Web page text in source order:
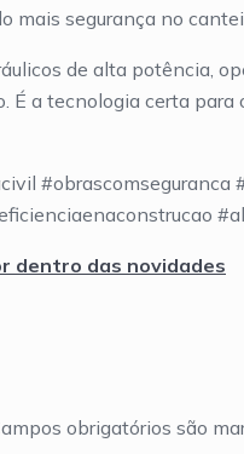
mais segurança no
de alta potência,
a tecnologia certa para
dentro das novidades
obrigatórios são